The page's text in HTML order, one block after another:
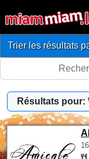
Résultats pour: